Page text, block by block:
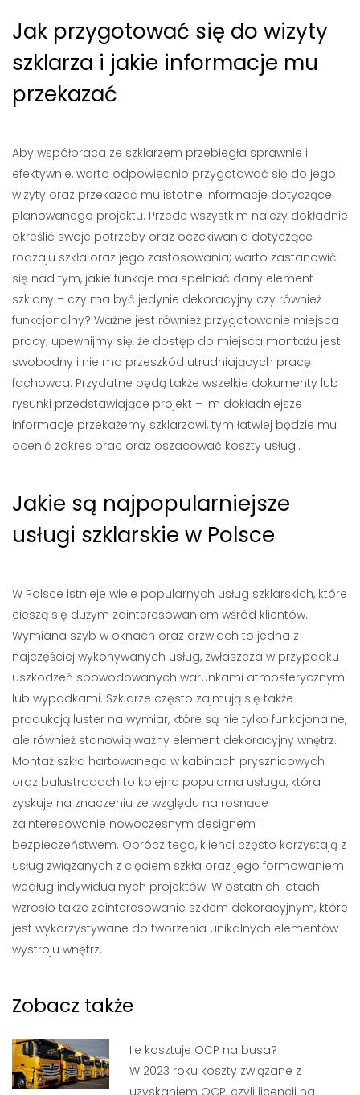
Jak przygotować się do wizyty
szklarza i jakie informacje mu
przekazać
Aby współpraca ze szklarzem przebiegła sprawnie i
efektywnie, warto odpowiednio przygotować się do jego
wizyty oraz przekazać mu istotne informacje dotyczące
planowanego projektu. Przede wszystkim należy dokładnie
określić swoje potrzeby oraz oczekiwania dotyczące
rodzaju szkła oraz jego zastosowania; warto zastanowić
się nad tym, jakie funkcje ma spełniać dany element
szklany – czy ma być jedynie dekoracyjny czy również
funkcjonalny? Ważne jest również przygotowanie miejsca
pracy; upewnijmy się, że dostęp do miejsca montażu jest
swobodny i nie ma przeszkód utrudniających pracę
fachowca. Przydatne będą także wszelkie dokumenty lub
rysunki przedstawiające projekt – im dokładniejsze
informacje przekażemy szklarzowi, tym łatwiej będzie mu
ocenić zakres prac oraz oszacować koszty usługi.
Jakie są najpopularniejsze
usługi szklarskie w Polsce
W Polsce istnieje wiele popularnych usług szklarskich, które
cieszą się dużym zainteresowaniem wśród klientów.
Wymiana szyb w oknach oraz drzwiach to jedna z
najczęściej wykonywanych usług, zwłaszcza w przypadku
uszkodzeń spowodowanych warunkami atmosferycznymi
lub wypadkami. Szklarze często zajmują się także
produkcją luster na wymiar, które są nie tylko funkcjonalne,
ale również stanowią ważny element dekoracyjny wnętrz.
Montaż szkła hartowanego w kabinach prysznicowych
oraz balustradach to kolejna popularna usługa, która
zyskuje na znaczeniu ze względu na rosnące
zainteresowanie nowoczesnym designem i
bezpieczeństwem. Oprócz tego, klienci często korzystają z
usług związanych z cięciem szkła oraz jego formowaniem
według indywidualnych projektów. W ostatnich latach
wzrosło także zainteresowanie szkłem dekoracyjnym, które
jest wykorzystywane do tworzenia unikalnych elementów
wystroju wnętrz.
Zobacz także
Ile kosztuje OCP na busa?
W 2023 roku koszty związane z
uzyskaniem OCP, czyli licencji na